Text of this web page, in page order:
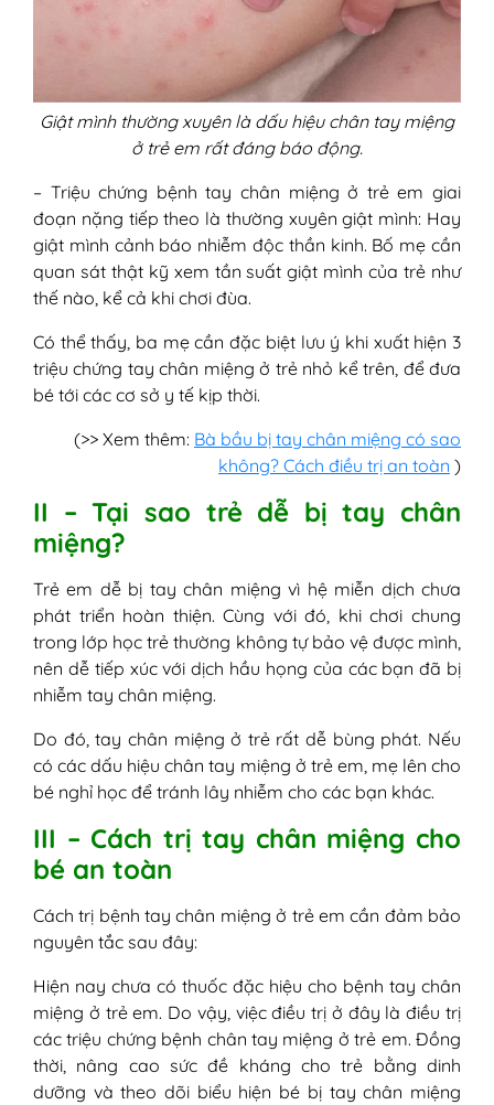
Giật mình thường xuyên là dấu hiệu chân tay miệng
ở trẻ em rất đáng báo động.
– Triệu chứng bệnh tay chân miệng ở trẻ em giai
đoạn nặng tiếp theo là thường xuyên giật mình: Hay
giật mình cảnh báo nhiễm độc thần kinh. Bố mẹ cần
quan sát thật kỹ xem tần suất giật mình của trẻ như
thế nào, kể cả khi chơi đùa.
Có thể thấy, ba mẹ cần đặc biệt lưu ý khi xuất hiện 3
triệu chứng tay chân miệng ở trẻ nhỏ kể trên, để đưa
bé tới các cơ sở y tế kịp thời.
(>> Xem thêm: Bà bầu bị tay chân miệng có sao
không? Cách điều trị an toàn )
II – Tại sao trẻ dễ bị tay chân
miệng?
Trẻ em dễ bị tay chân miệng vì hệ miễn dịch chưa
phát triển hoàn thiện. Cùng với đó, khi chơi chung
trong lớp học trẻ thường không tự bảo vệ được mình,
nên dễ tiếp xúc với dịch hầu họng của các bạn đã bị
nhiễm tay chân miệng.
Do đó, tay chân miệng ở trẻ rất dễ bùng phát. Nếu
có các dấu hiệu chân tay miệng ở trẻ em, mẹ lên cho
bé nghỉ học để tránh lây nhiễm cho các bạn khác.
III – Cách trị tay chân miệng cho
bé an toàn
Cách trị bệnh tay chân miệng ở trẻ em cần đảm bảo
nguyên tắc sau đây:
Hiện nay chưa có thuốc đặc hiệu cho bệnh tay chân
miệng ở trẻ em. Do vậy, việc điều trị ở đây là điều trị
các triệu chứng bệnh chân tay miệng ở trẻ em. Đồng
thời, nâng cao sức đề kháng cho trẻ bằng dinh
dưỡng và theo dõi biểu hiện bé bị tay chân miệng